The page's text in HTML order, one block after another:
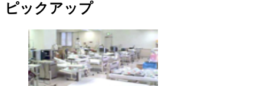
ピックアップ